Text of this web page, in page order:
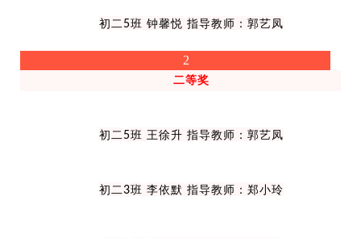
初二 5班 钟馨悦 指导教师：郭艺凤
2
二等奖
初二5班 王徐升 指导教师：郭艺凤
初二3班 李依默 指导教师：郑小玲